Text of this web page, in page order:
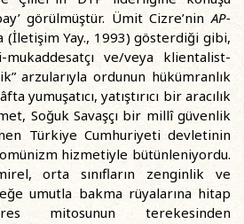
görülmüştür. Ümit Cizre’ninAP-
(İletişim Yay., 1993) gösterdiği gibi,
ve/veya klientalist-
arzularıyla ordunun hükümranlık
yumuşatıcı, yatıştırıcı bir aracılık
Soğuk Savaşçı bir millî güvenlik
Türkiye Cumhuriyeti devletinin
hizmetiyle bütünleniyordu.
orta sınıfların zenginlik ve
umutla bakma rüyalarına hitap
mitosunun terekesinden